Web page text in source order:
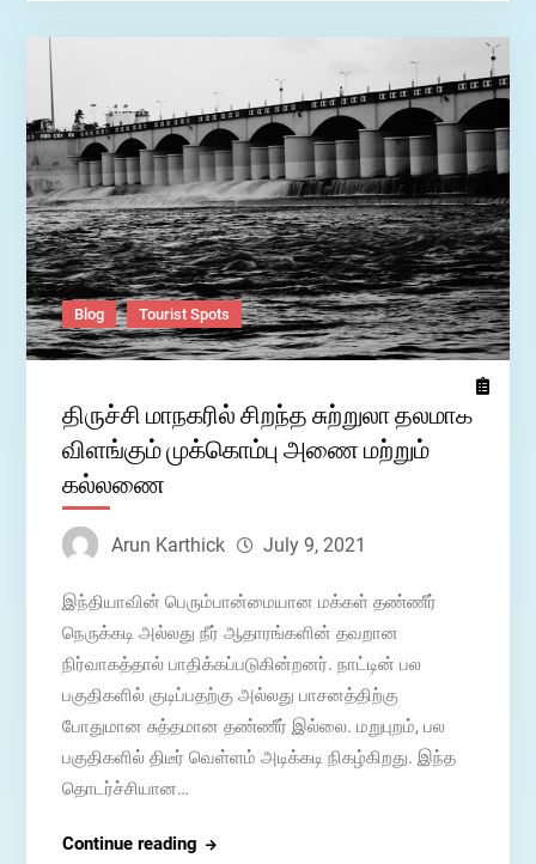
(best
homestay
in
trichy)
Blog Tourist Spots
திருச்சி மாநகரில் சிறந்த சுற்றுலா தலமாக
விளங்கும் முக்கொம்பு அணை மற்றும்
கல்லணை
Arun Karthick July 9, 2021
இந்தியாவின் பெரும்பான்மையான மக்கள் தண்ணீர்
நெருக்கடி அல்லது நீர் ஆதாரங்களின் தவறான
நிர்வாகத்தால் பாதிக்கப்படுகின்றனர். நாட்டின் பல
பகுதிகளில் குடிப்பதற்கு அல்லது பாசனத்திற்கு
போதுமான சுத்தமான தண்ணீர் இல்லை. மறுபுறம், பல
பகுதிகளில் திடீர் வெள்ளம் அடிக்கடி நிகழ்கிறது. இந்த
தொடர்ச்சியான…
Continue readingதிருச்சி